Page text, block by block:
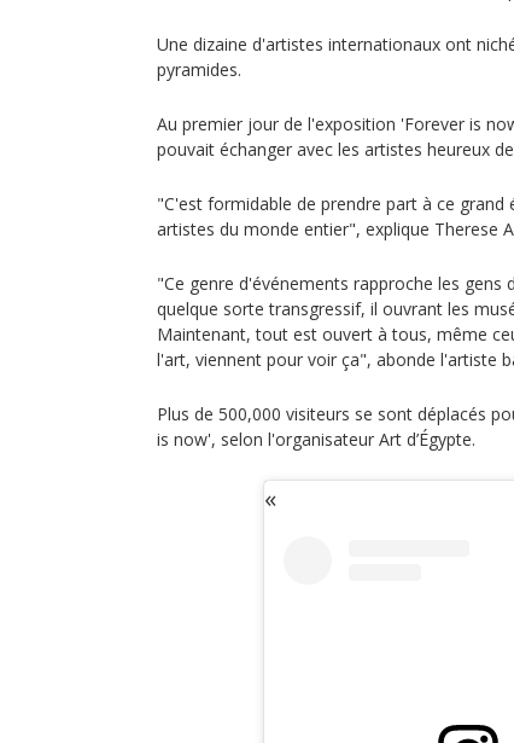
Une dizaine d'artistes internationaux ont
pyramides.
Au premier jour de l'exposition 'Forever is
pouvait échanger avec les artistes heureux
"C'est formidable de prendre part à ce grand
artistes du monde entier", explique Therese
"Ce genre d'événements rapproche les
quelque sorte transgressif, il ouvrant les
Maintenant, tout est ouvert à tous, même
l'art, viennent pour voir ça", abonde l'artiste
Plus de 500,000 visiteurs se sont déplacés
is now', selon l'organisateur Art d’Égypte.